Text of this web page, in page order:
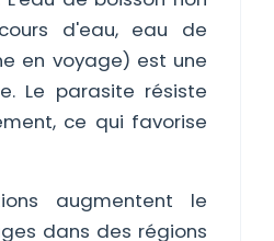
d'eau, eau de
en voyage) est une
Le parasite résiste
ce qui favorise
augmentent le
dans des régions